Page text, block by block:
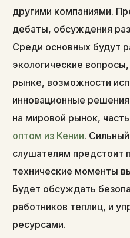
другими компаниями.
дебаты, обсуждения
Среди основных будут
экологические
рынке, возможности
инновационные
на мировой рынок,
оптом из Кении.
слушателям предстоит
технические моменты
Будет обсуждать
работников теплиц, и
ресурсами.